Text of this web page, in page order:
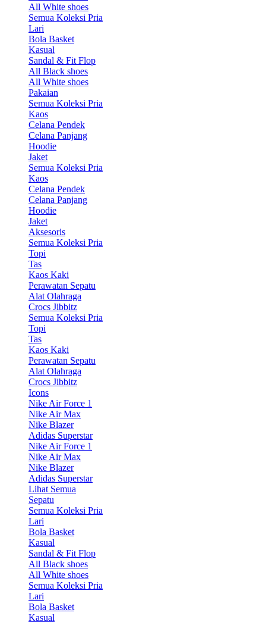
All White shoes
Semua Koleksi Pria
Lari
Bola Basket
Kasual
Sandal & Fit Flop
All Black shoes
All White shoes
Pakaian
Semua Koleksi Pria
Kaos
Celana Pendek
Celana Panjang
Hoodie
Jaket
Semua Koleksi Pria
Kaos
Celana Pendek
Celana Panjang
Hoodie
Jaket
Aksesoris
Semua Koleksi Pria
Topi
Tas
Kaos Kaki
Perawatan Sepatu
Alat Olahraga
Crocs Jibbitz
Semua Koleksi Pria
Topi
Tas
Kaos Kaki
Perawatan Sepatu
Alat Olahraga
Crocs Jibbitz
Icons
Nike Air Force 1
Nike Air Max
Nike Blazer
Adidas Superstar
Nike Air Force 1
Nike Air Max
Nike Blazer
Adidas Superstar
Lihat Semua
Sepatu
Semua Koleksi Pria
Lari
Bola Basket
Kasual
Sandal & Fit Flop
All Black shoes
All White shoes
Semua Koleksi Pria
Lari
Bola Basket
Kasual